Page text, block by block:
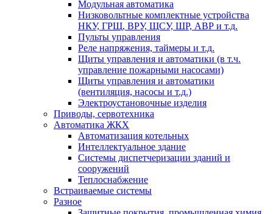
Модульная автоматика
Низковольтные комплектные устройства
НКУ, ГРЩ, ВРУ, ЩСУ, ШР, АВР и т.д.
Пульты управления
Реле напряжения, таймеры и т.д.
Щиты управления и автоматики (в т.ч.
управление пожарными насосами)
Щиты управления и автоматики
(вентиляция, насосы и т.д.)
Электроустановочные изделия
Приводы, сервотехника
Автоматика ЖКХ
Автоматизация котельных
Интеллектуальное здание
Системы диспетчеризации зданий и
сооружений
Теплоснабжение
Встраиваемые системы
Разное